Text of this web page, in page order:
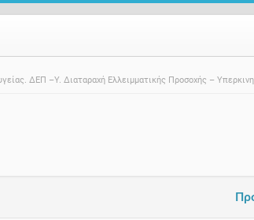
ΔΕΠ –Υ. Διαταραχή Ελλειμματικής Προσοχής –